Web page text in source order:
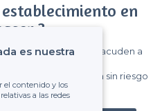
en
?
de visitantes que acuden a
una cantidad fija sin riesgo
es nuestra
el contenido y los
a las redes